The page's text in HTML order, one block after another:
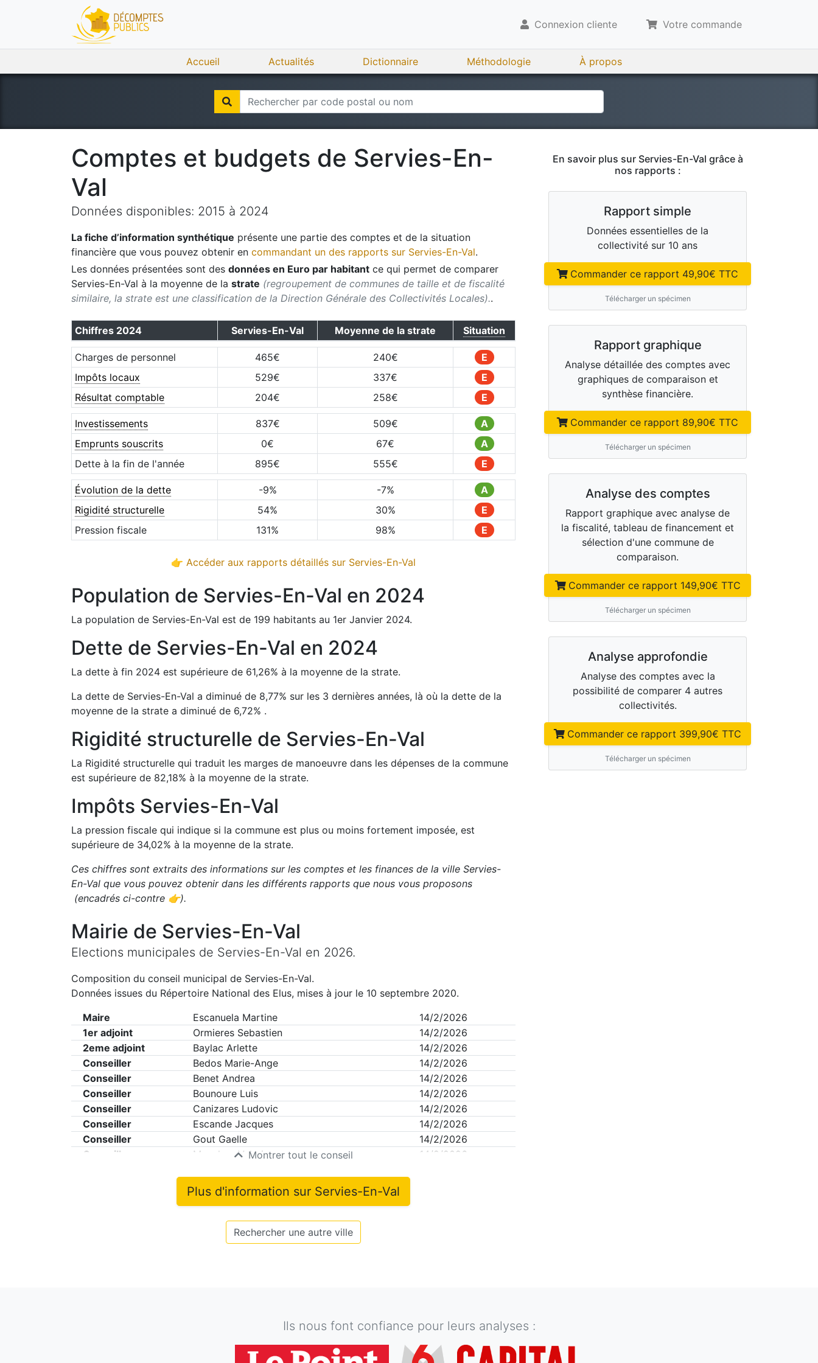
Connexion cliente Votre commande
Accueil Actualités Dictionnaire Méthodologie À propos
Comptes et budgets de Servies-En-
Val
Données disponibles: 2015 à 2024
La fiche d’information synthétique présente une partie des comptes et de la situation
financière que vous pouvez obtenir en commandant un des rapports sur Servies-En-Val.
Les données présentées sont des données en Euro par habitant ce qui permet de comparer
Servies-En-Val à la moyenne de la strate (regroupement de communes de taille et de fiscalité
similaire, la strate est une classification de la Direction Générale des Collectivités Locales)..
Chiffres 2024 Servies-En-Val Moyenne de la strate Situation
Charges de personnel 465€ 240€
E
Impôts locaux
529€ 337€
E
Résultat comptable
204€ 258€ E
Investissements 837€ 509€
A
Emprunts souscrits
0€ 67€
A
Dette à la fin de l'année
895€ 555€ E
Évolution de la dette -9% -7%
A
Rigidité structurelle
54% 30%
E
Pression fiscale
131% 98% E
👉 Accéder aux rapports détaillés sur Servies-En-Val
Population de Servies-En-Val en 2024
La population de Servies-En-Val est de 199 habitants au 1er Janvier 2024.
Dette de Servies-En-Val en 2024
La dette à fin 2024 est supérieure de 61,26% à la moyenne de la strate.
La dette de Servies-En-Val a diminué de 8,77% sur les 3 dernières années, là où la dette de la
moyenne de la strate a diminué de 6,72% .
Rigidité structurelle de Servies-En-Val
La Rigidité structurelle qui traduit les marges de manoeuvre dans les dépenses de la commune
est supérieure de 82,18% à la moyenne de la strate.
Impôts Servies-En-Val
La pression fiscale qui indique si la commune est plus ou moins fortement imposée, est
supérieure de 34,02% à la moyenne de la strate.
Ces chiffres sont extraits des informations sur les comptes et les finances de la ville Servies-
En-Val que vous pouvez obtenir dans les différents rapports que nous vous proposons
(encadrés ci-contre 👉).
Mairie de Servies-En-Val
Elections municipales de Servies-En-Val en 2026.
Composition du conseil municipal de Servies-En-Val.
Données issues du Répertoire National des Elus, mises à jour le 10 septembre 2020.
Maire
Escanuela Martine
14/2/2026
1er adjoint
Ormieres Sebastien
14/2/2026
2eme adjoint
Baylac Arlette
14/2/2026
Conseiller
Bedos Marie-Ange
14/2/2026
Conseiller
Benet Andrea
14/2/2026
Conseiller
Bounoure Luis
14/2/2026
Conseiller
Canizares Ludovic
14/2/2026
Conseiller
Escande Jacques
14/2/2026
Conseiller
Gout Gaelle
14/2/2026
Conseiller
Manchon Valerie 14/2/2026
Montrer tout le conseil
Plus d'information sur Servies-En-Val
Rechercher une autre ville
En savoir plus sur Servies-En-Val grâce à
nos rapports :
Rapport simple
Données essentielles de la
collectivité sur 10 ans
Commander ce rapport 49,90€ TTC
Télécharger un spécimen
Rapport graphique
Analyse détaillée des comptes avec
graphiques de comparaison et
synthèse financière.
Commander ce rapport 89,90€ TTC
Télécharger un spécimen
Analyse des comptes
Rapport graphique avec analyse de
la fiscalité, tableau de financement et
sélection d'une commune de
comparaison.
Commander ce rapport 149,90€ TTC
Télécharger un spécimen
Analyse approfondie
Analyse des comptes avec la
possibilité de comparer 4 autres
collectivités.
Commander ce rapport 399,90€ TTC
Télécharger un spécimen
Ils nous font confiance pour leurs analyses :